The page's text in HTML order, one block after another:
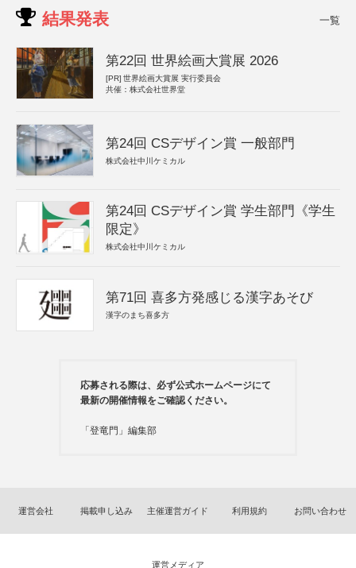
結果発表 一覧
第22回 世界絵画大賞展 2026
[PR] 世界絵画大賞展 実行委員会
共催：株式会社世界堂
第24回 CSデザイン賞 一般部門
株式会社中川ケミカル
第24回 CSデザイン賞 学生部門《学生
限定》
株式会社中川ケミカル
第71回 喜多方発感じる漢字あそび
漢字のまち喜多方
応募される際は、必ず公式ホームページにて
最新の開催情報をご確認ください。
「登竜門」編集部
運営会社 掲載申し込み 主催運営ガイド 利用規約 お問い合わせ
運営メディア